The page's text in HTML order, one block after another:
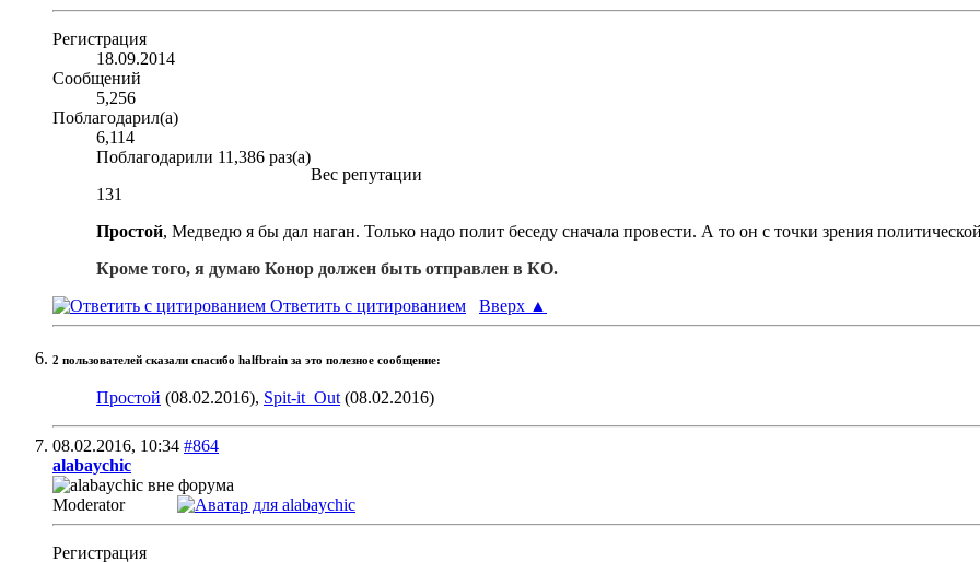
Регистрация
18.09.2014
Сообщений
5,256
Поблагодарил(а)
6,114
Поблагодарили 11,386 раз(а)
Вес репутации
131
Простой, Медведю я бы дал наган. Только надо полит беседу сначала провести. А то он с точки зрения
Кроме того, я думаю Конор должен быть отправлен в КО.
Ответить с цитированием
Вверх ▲
2 пользователей сказали cпасибо halfbrain за это полезное сообщение:
Простой (08.02.2016), Spit-it_Out (08.02.2016)
08.02.2016, 10:34 #864
alabaychic
Moderator
Регистрация